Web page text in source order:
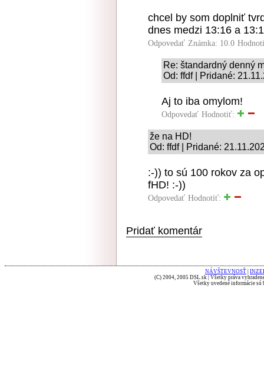
chcel by som doplniť
dnes medzi 13:16 a
Odpovedať Známka: 10.0
Re: štandardný denný
Od: ffdf | Pridané:
Aj to iba omylom!
Odpovedať Hodnotiť:
že na HD!
Od: ffdf | Pridané:
:-)) to sú 100 rokov za
fHD! :-))
Odpovedať Hodnotiť:
Pridať komentár
NÁVŠTEVNOSŤ
(C) 2004, 2005 DSL.sk | Všetky práva
Všetky uvedené informácie sú